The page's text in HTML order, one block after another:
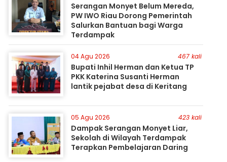
Serangan Monyet Belum Mereda,
PW IWO Riau Dorong Pemerintah
Salurkan Bantuan bagi Warga
Terdampak
04 Agu 2026 467 kali
Bupati Inhil Herman dan Ketua TP
PKK Katerina Susanti Herman
lantik pejabat desa di Keritang
05 Agu 2026 423 kali
Dampak Serangan Monyet Liar,
Sekolah di Wilayah Terdampak
Terapkan Pembelajaran Daring